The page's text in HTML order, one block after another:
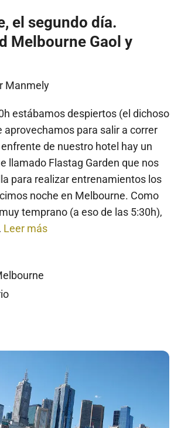
el segundo día.
Melbourne Gaol y
Manmely
estábamos despiertos (el dichoso
aprovechamos para salir a correr
de nuestro hotel hay un
llamado Flastag Garden que nos
para realizar entrenamientos los
noche en Melbourne. Como
temprano (a eso de las 5:30h),
Leer más